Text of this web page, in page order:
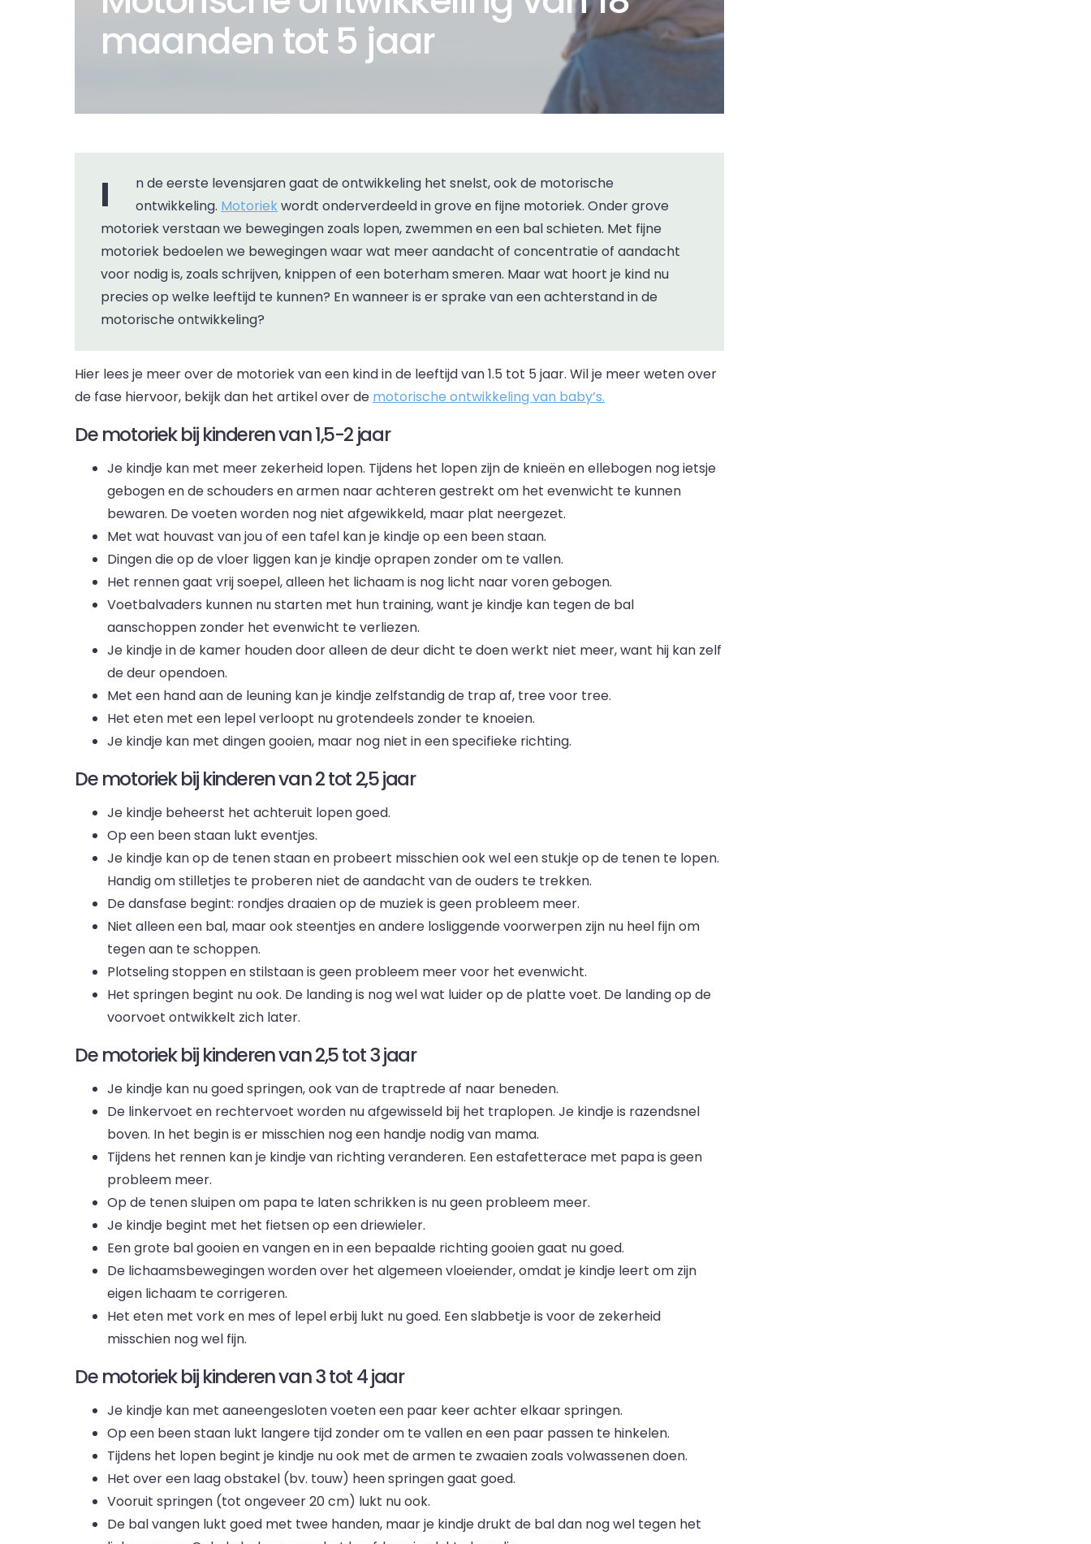
maanden tot 5 jaar
In de eerste levensjaren gaat de ontwikkeling het snelst, ook de motorische ontwikkeling. Motoriekwordt onderverdeeld in grove en fijne motoriek. Onder grove
motoriek verstaan we bewegingen zoals lopen, zwemmen en een bal schieten. Met fijne
motoriek bedoelen we bewegingen waar wat meer aandacht of concentratie of aandacht
voor nodig is, zoals schrijven, knippen of een boterham smeren. Maar wat hoort je kind nu
precies op welke leeftijd te kunnen? En wanneer is er sprake van een achterstand in de
motorische ontwikkeling?
Hier lees je meer over de motoriek van een kind in de leeftijd van 1.5 tot 5 jaar. Wil je meer weten over
de fase hiervoor, bekijk dan het artikel over de motorische ontwikkeling van baby’s.
De motoriek bij kinderen van 1,5-2 jaar
Je kindje kan met meer zekerheid lopen. Tijdens het lopen zijn de knieën en ellebogen nog ietsje
gebogen en de schouders en armen naar achteren gestrekt om het evenwicht te kunnen
bewaren. De voeten worden nog niet afgewikkeld, maar plat neergezet.
Met wat houvast van jou of een tafel kan je kindje op een been staan.
Dingen die op de vloer liggen kan je kindje oprapen zonder om te vallen.
Het rennen gaat vrij soepel, alleen het lichaam is nog licht naar voren gebogen.
Voetbalvaders kunnen nu starten met hun training, want je kindje kan tegen de bal
aanschoppen zonder het evenwicht te verliezen.
Je kindje in de kamer houden door alleen de deur dicht te doen werkt niet meer, want hij kan zelf
de deur opendoen.
Met een hand aan de leuning kan je kindje zelfstandig de trap af, tree voor tree.
Het eten met een lepel verloopt nu grotendeels zonder te knoeien.
Je kindje kan met dingen gooien, maar nog niet in een specifieke richting.
De motoriek bij kinderen van 2 tot 2,5 jaar
Je kindje beheerst het achteruit lopen goed.
Op een been staan lukt eventjes.
Je kindje kan op de tenen staan en probeert misschien ook wel een stukje op de tenen te lopen.
Handig om stilletjes te proberen niet de aandacht van de ouders te trekken.
De dansfase begint: rondjes draaien op de muziek is geen probleem meer.
Niet alleen een bal, maar ook steentjes en andere losliggende voorwerpen zijn nu heel fijn om
tegen aan te schoppen.
Plotseling stoppen en stilstaan is geen probleem meer voor het evenwicht.
Het springen begint nu ook. De landing is nog wel wat luider op de platte voet. De landing op de
voorvoet ontwikkelt zich later.
De motoriek bij kinderen van 2,5 tot 3 jaar
Je kindje kan nu goed springen, ook van de traptrede af naar beneden.
De linkervoet en rechtervoet worden nu afgewisseld bij het traplopen. Je kindje is razendsnel
boven. In het begin is er misschien nog een handje nodig van mama.
Tijdens het rennen kan je kindje van richting veranderen. Een estafetterace met papa is geen
probleem meer.
Op de tenen sluipen om papa te laten schrikken is nu geen probleem meer.
Je kindje begint met het fietsen op een driewieler.
Een grote bal gooien en vangen en in een bepaalde richting gooien gaat nu goed.
De lichaamsbewegingen worden over het algemeen vloeiender, omdat je kindje leert om zijn
eigen lichaam te corrigeren.
Het eten met vork en mes of lepel erbij lukt nu goed. Een slabbetje is voor de zekerheid
misschien nog wel fijn.
De motoriek bij kinderen van 3 tot 4 jaar
Je kindje kan met aaneengesloten voeten een paar keer achter elkaar springen.
Op een been staan lukt langere tijd zonder om te vallen en een paar passen te hinkelen.
Tijdens het lopen begint je kindje nu ook met de armen te zwaaien zoals volwassenen doen.
Het over een laag obstakel (bv. touw) heen springen gaat goed.
Vooruit springen (tot ongeveer 20 cm) lukt nu ook.
De bal vangen lukt goed met twee handen, maar je kindje drukt de bal dan nog wel tegen het